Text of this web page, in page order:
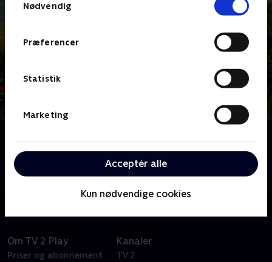
Nødvendig
Præferencer
Statistik
Marketing
Acceptér alle
Kun nødvendige cookies
Lykken er - at finde en at dele landmandslivet med.
Vil det lykkes? Følg de danske landmænd og –
kvinders jagt på kærligheden.
Om TV 2 Play
Priser og abonnement
Kanaler
TV 2